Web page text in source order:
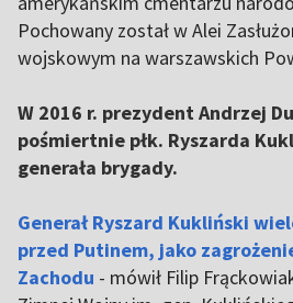
Pochowany został w Alei
wojskowym na warszawskich
W 2016 r. prezydent Andrzej
pośmiertnie płk. Ryszarda
generała brygady.
Generał Ryszard Kukliński
przed Putinem, jako
Zachodu - mówił Filip